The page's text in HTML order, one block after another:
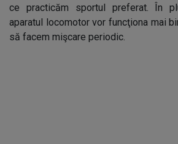
ce practicăm sportul preferat. În
aparatul locomotor vor funcţiona mai
să facem mişcare periodic.